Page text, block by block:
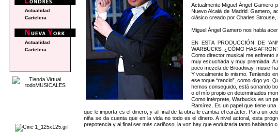
Actualmente Miguel Ángel Gamero
Nuevo Alcalá de Madrid. Gamero,
clásico creado por Charles Strouse,
Miguel Ángel Gamero nos habla
EN ESTA PRODUCCIÓN DE
WARBUCKS. ¿CÓMO HAS
Como director musical me enfrento
muy escuchada y muy premiada.
poco mezcla de Broadway, music-
Y vocalmente lo mismo. Teniendo
ese toque “rancio”, como digo yo.
hemos conseguido, está sonando
o el mío propio en determinados
Como intérprete, Warbucks es un
Ramírez. Es un papel que tiene
que le importa es el dinero, y al final de la obra le cambia el carácter. Para un
niña se da cuenta que en la vida no todo es el dinero. A nivel actoral, esta
prepotencia y al final ser más cariñoso, la voz hay que endulzarla tanto hablando
Actualidad
Cartelera
Actualidad
Cartelera